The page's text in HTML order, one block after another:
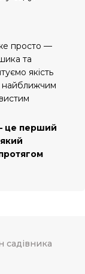
просто —
та
якість
найближчим
це перший
садівника